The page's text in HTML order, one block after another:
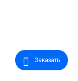
Заказать